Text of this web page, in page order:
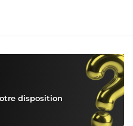
disposition